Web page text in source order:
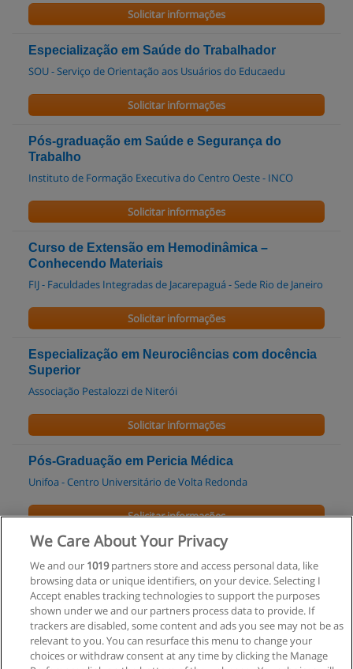
Solicitar informações
Especialização em Saúde do Trabalhador
SOU - Serviço de Orientação aos Usuários do Educaedu
Solicitar informações
Pós-graduação em Saúde e Segurança do
Trabalho
Instituto de Formação Executiva do Centro Oeste - INCO
Solicitar informações
Curso de Extensão em Hemodinâmica –
Conhecendo Materiais
FIJ - Faculdades Integradas de Jacarepaguá - Sede Rio de Janeiro
Solicitar informações
Especialização em Neurociências com docência
Superior
Associação Pestalozzi de Niterói
Solicitar informações
Pós-Graduação em Pericia Médica
Unifoa - Centro Universitário de Volta Redonda
Solicitar informações
Mestrado Profissional em Ciências Aplicadas em
Saúde
Universidade de Vassouras
Solicitar informações
We Care About Your Privacy
We and our 1019partners store and access personal data, like
browsing data or unique identifiers, on your device. Selecting I
Accept enables tracking technologies to support the purposes
shown under we and our partners process data to provide. If
trackers are disabled, some content and ads you see may not be as
relevant to you. You can resurface this menu to change your
choices or withdraw consent at any time by clicking the Manage